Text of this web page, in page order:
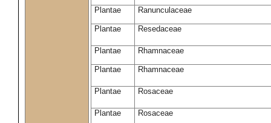
Plantae Ranunculaceae
Plantae Resedaceae
Plantae Rhamnaceae
Plantae Rhamnaceae
Plantae Rosaceae
Plantae Rosaceae